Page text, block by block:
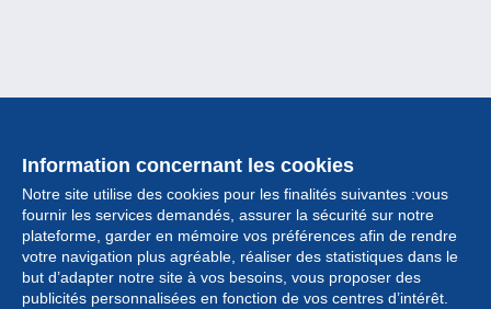
Information concernant les cookies
Notre site utilise des cookies pour les finalités suivantes :vous
fournir les services demandés, assurer la sécurité sur notre
plateforme, garder en mémoire vos préférences afin de rendre
votre navigation plus agréable, réaliser des statistiques dans le
but d’adapter notre site à vos besoins, vous proposer des
publicités personnalisées en fonction de vos centres d’intérêt.
Collection